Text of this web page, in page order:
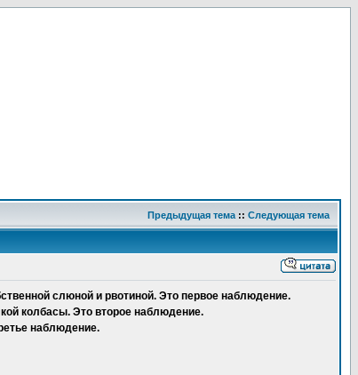
Предыдущая тема :: Следующая тема
слюной и рвотиной. Это первое наблюдение.
колбасы. Это второе наблюдение.
наблюдение.